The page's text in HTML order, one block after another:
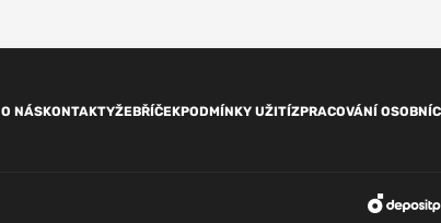
O NÁSKONTAKTYŽEBŘÍČEKPODMÍNKY UŽITÍZPRACOVÁNÍ